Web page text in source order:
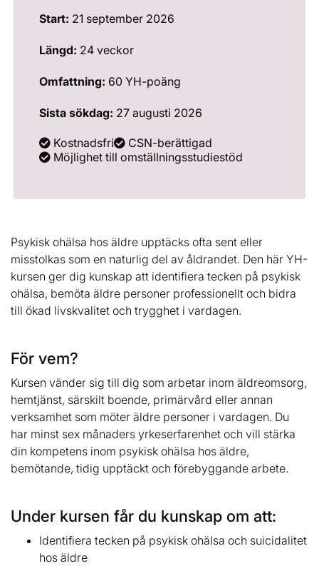
Start: 21 september 2026
Längd: 24 veckor
Omfattning: 60 YH-poäng
Sista sökdag: 27 augusti 2026
Kostnadsfri
CSN-berättigad
Möjlighet till omställningsstudiestöd
Psykisk ohälsa hos äldre upptäcks ofta sent eller
misstolkas som en naturlig del av åldrandet. Den här YH-
kursen ger dig kunskap att identifiera tecken på psykisk
ohälsa, bemöta äldre personer professionellt och bidra
till ökad livskvalitet och trygghet i vardagen.
För vem?
Kursen vänder sig till dig som arbetar inom äldreomsorg,
hemtjänst, särskilt boende, primärvård eller annan
verksamhet som möter äldre personer i vardagen. Du
har minst sex månaders yrkeserfarenhet och vill stärka
din kompetens inom psykisk ohälsa hos äldre,
bemötande, tidig upptäckt och förebyggande arbete.
Under kursen får du kunskap om att:
Identifiera tecken på psykisk ohälsa och suicidalitet
hos äldre